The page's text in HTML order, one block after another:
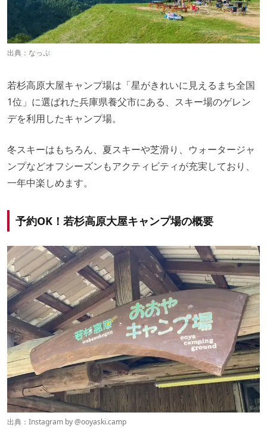
出典： なっぷ
若杉高原大屋キャンプ場は「星がきれいに見えるまち全国
1位」に選ばれた兵庫県養父市にある、スキー場のゲレン
デを利用したキャンプ場。
冬スキーはもちろん、夏スキーや芝滑り、ウォータージャ
ンプなどオフシーズンもアクティビティが充実しており、
一年中楽しめます。
予約OK！若杉高原大屋キャンプ場の概要
出典：Instagram by @ooyaski.camp